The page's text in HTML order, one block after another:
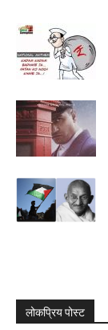
लोकप्रिय पोस्ट